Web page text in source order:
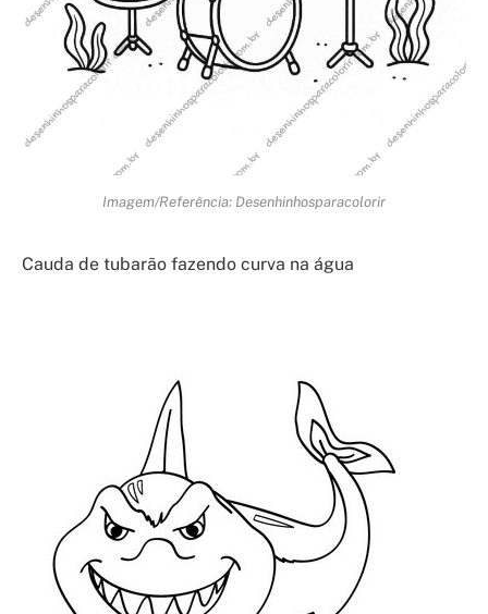
Imagem/Referência: Desenhinhosparacolorir
Cauda de tubarão fazendo curva na água